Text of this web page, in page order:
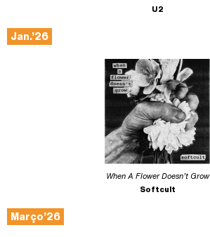
U2
Jan.’26
When A Flower Doesn’t Grow
Softcult
Março’26